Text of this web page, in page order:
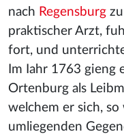
nach Regensburg
praktischer Arzt,
fort, und
Im Iahr 1763 gieng
Ortenburg als
welchem er sich,
umliegenden